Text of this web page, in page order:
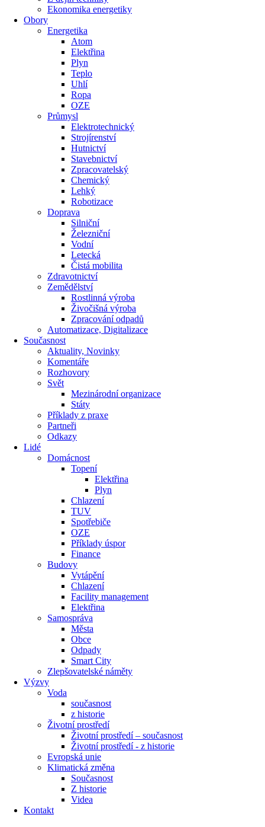
Ekonomika energetiky
Obory
Energetika
Atom
Elektřina
Plyn
Teplo
Uhlí
Ropa
OZE
Průmysl
Elektrotechnický
Strojírenství
Hutnictví
Stavebnictví
Zpracovatelský
Chemický
Lehký
Robotizace
Doprava
Silniční
Železniční
Vodní
Letecká
Čistá mobilita
Zdravotnictví
Zemědělství
Rostlinná výroba
Živočišná výroba
Zpracování odpadů
Automatizace, Digitalizace
Současnost
Aktuality, Novinky
Komentáře
Rozhovory
Svět
Mezinárodní organizace
Státy
Příklady z praxe
Partneři
Odkazy
Lidé
Domácnost
Topení
Elektřina
Plyn
Chlazení
TUV
Spotřebiče
OZE
Příklady úspor
Finance
Budovy
Vytápění
Chlazení
Facility management
Elektřina
Samospráva
Města
Obce
Odpady
Smart City
Zlepšovatelské náměty
Výzvy
Voda
současnost
z historie
Životní prostředí
Životní prostředí – současnost
Životní prostředí ​- z historie
Evropská unie
Klimatická změna
Současnost
Z historie
Videa
Kontakt